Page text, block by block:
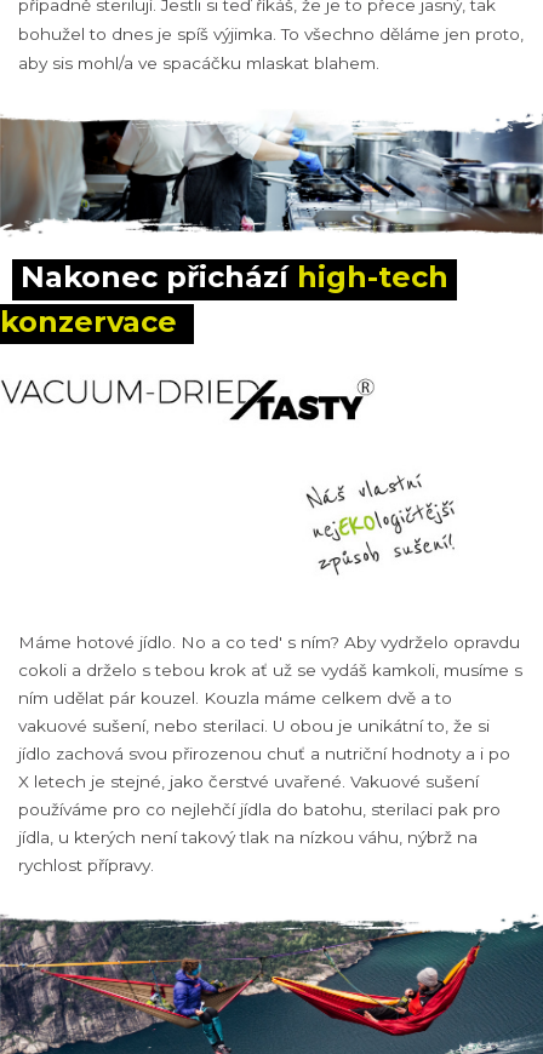
případně sterilují. Jestli si teď říkáš, že je to přece jasný, tak
bohužel to dnes je spíš výjimka. To všechno děláme jen proto,
aby sis mohl/a ve spacáčku mlaskat blahem.
Nakonec přichází high-tech
konzervace
Máme hotové jídlo. No a co ted' s ním? Aby vydrželo opravdu
cokoli a drželo s tebou krok ať už se vydáš kamkoli, musíme s
ním udělat pár kouzel. Kouzla máme celkem dvě a to
vakuové sušení, nebo sterilaci. U obou je unikátní to, že si
jídlo zachová svou přirozenou chuť a nutriční hodnoty a i po
X letech je stejné, jako čerstvé uvařené. Vakuové sušení
používáme pro co nejlehčí jídla do batohu, sterilaci pak pro
jídla, u kterých není takový tlak na nízkou váhu, nýbrž na
rychlost přípravy.